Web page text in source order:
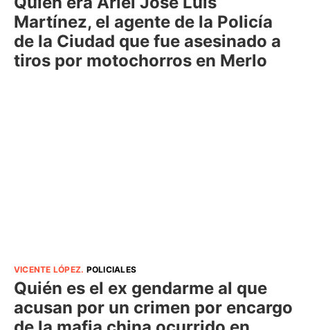
Martínez, el agente de la Policía
de la Ciudad que fue asesinado a
tiros por motochorros en Merlo
VICENTE LÓPEZ. POLICIALES
Quién es el ex gendarme al que
acusan por un crimen por encargo